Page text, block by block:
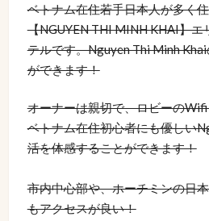
ベトナム在住若手日本人が多く
【NGUYEN THI MINH KHAI】エ
テルです。Nguyen Thi Minh
ができます！
オーナーは親切で、ロビーの
ベトナム在住初心者にも優しい
活を体感することができます！
市内中心部や、ホーチミンの日
もアクセスが良い！